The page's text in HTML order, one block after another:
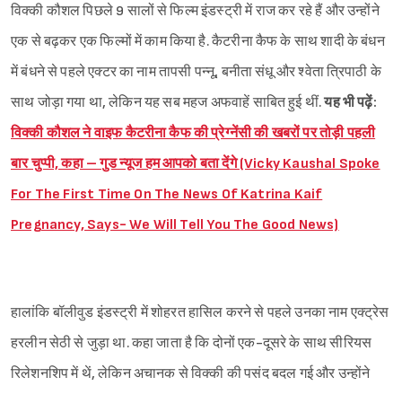
विक्की कौशल पिछले 9 सालों से फिल्म इंडस्ट्री में राज कर रहे हैं और उन्होंने
एक से बढ़कर एक फिल्मों में काम किया है. कैटरीना कैफ के साथ शादी के बंधन
में बंधने से पहले एक्टर का नाम तापसी पन्नू, बनीता संधू और श्वेता त्रिपाठी के
साथ जोड़ा गया था, लेकिन यह सब महज अफवाहें साबित हुई थीं.यह भी पढ़ें:
विक्की कौशल ने वाइफ कैटरीना कैफ की प्रेग्नेंसी की खबरों पर तोड़ी पहली
बार चुप्पी, कहा – गुड न्यूज हम आपको बता देंगे (Vicky Kaushal Spoke
For The First Time On The News Of Katrina Kaif
Pregnancy, Says- We Will Tell You The Good News)
हालांकि बॉलीवुड इंडस्ट्री में शोहरत हासिल करने से पहले उनका नाम एक्ट्रेस
हरलीन सेठी से जुड़ा था. कहा जाता है कि दोनों एक-दूसरे के साथ सीरियस
रिलेशनशिप में थें, लेकिन अचानक से विक्की की पसंद बदल गई और उन्होंने